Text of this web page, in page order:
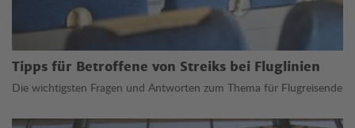
Tipps für Betroffene von Streiks bei Fluglinien
Die wichtigsten Fragen und Antworten zum Thema für Flugreisende